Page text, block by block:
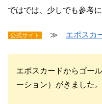
ではでは、少しでも参考
公式サイト ≫ エポスカ
エポスカードからゴー
ーション）がきました。